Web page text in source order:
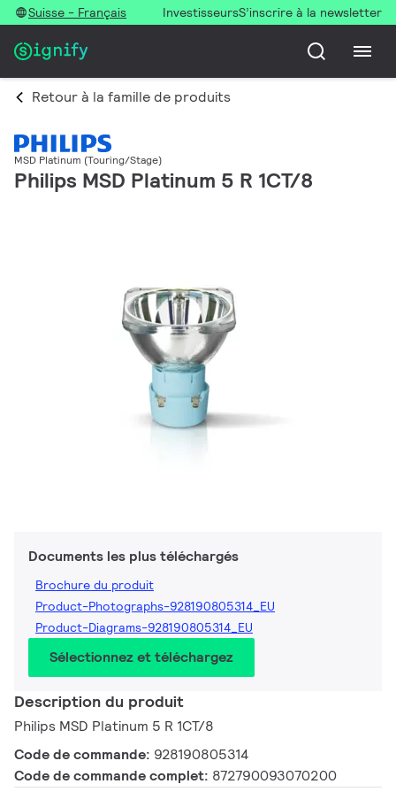
Suisse - Français InvestisseursS’inscrire à la newsletter
Retour à la famille de produits
MSD Platinum (Touring/Stage)
Philips MSD Platinum 5 R 1CT/8
Documents les plus téléchargés
Brochure du produit
Product-Photographs-928190805314_EU
Product-Diagrams-928190805314_EU
Sélectionnez et téléchargez
Description du produit
Philips MSD Platinum 5 R 1CT/8
Code de commande: 928190805314
Code de commande complet: 872790093070200